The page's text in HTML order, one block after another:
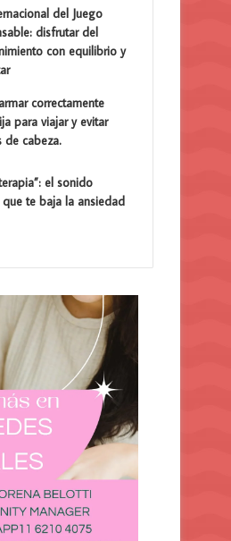
del Juego
disfrutar del
con equilibrio y
correctamente
para viajar y evitar
de cabeza.
el sonido
te baja la ansiedad